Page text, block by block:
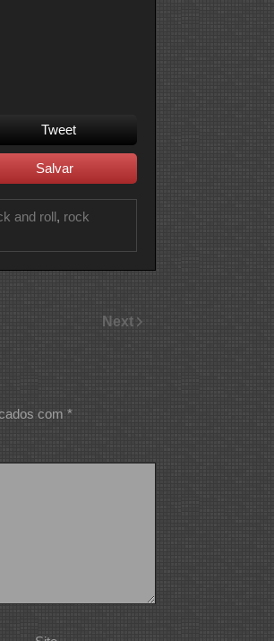
Tweet
Salvar
and roll , rock
Next
com *